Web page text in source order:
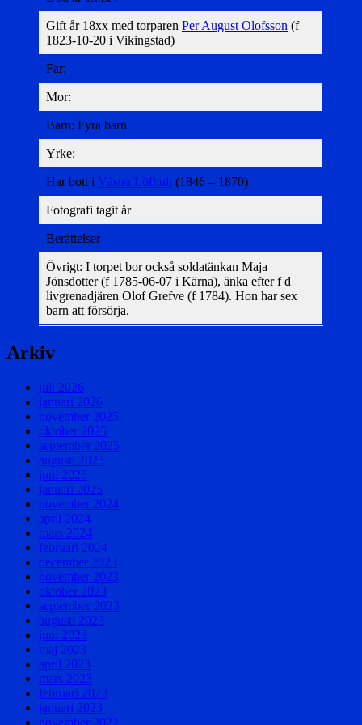
Gift år 18xx med torparen Per August Olofsson (f
1823-10-20 i Vikingstad)
Far:
Mor:
Barn: Fyra barn
Yrke:
Har bott i Västra Löfhult (1846 – 1870)
Fotografi tagit år
Berättelser
Övrigt: I torpet bor också soldatänkan Maja
Jönsdotter (f 1785-06-07 i Kärna), änka efter f d
livgrenadjären Olof Grefve (f 1784). Hon har sex
barn att försörja.
Arkiv
juli 2026
januari 2026
november 2025
oktober 2025
september 2025
augusti 2025
juni 2025
januari 2025
november 2024
april 2024
mars 2024
februari 2024
december 2023
november 2023
oktober 2023
september 2023
augusti 2023
juni 2023
maj 2023
april 2023
mars 2023
februari 2023
januari 2023
november 2022